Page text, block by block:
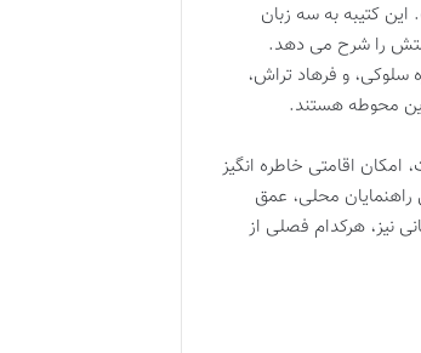
کتیبه به سه زبان
را شرح می دهد.
دوره سلوکی، و فرهاد تراش،
محوطه هستند.
امکان اقامتی خاطره انگیز
راهنمایان محلی، عمق
نیز، هرکدام فصلی از